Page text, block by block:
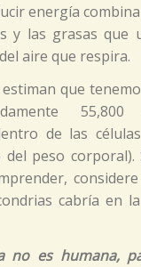
energía
y las grasas que
aire que respira.
que
de las
del peso corporal).
cabría en
no es humana,